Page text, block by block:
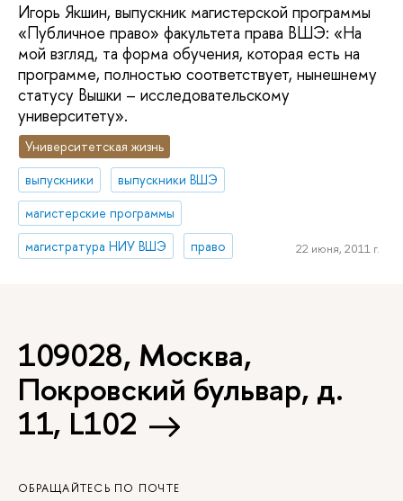
Игорь Якшин, выпускник магистерской программы
«Публичное право» факультета права ВШЭ: «На
мой взгляд, та форма обучения, которая есть на
программе, полностью соответствует, нынешнему
статусу Вышки – исследовательскому
университету».
Университетская жизнь
выпускники
выпускники ВШЭ
магистерские программы
магистратура НИУ ВШЭ
право 22 июня, 2011 г.
109028, Москва,
Покровский бульвар, д.
11, L102
ОБРАЩАЙТЕСЬ ПО ПОЧТЕ